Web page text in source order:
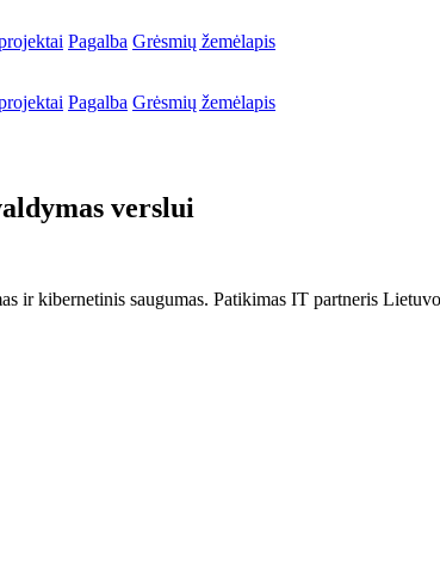
Pagalba Grėsmių žemėlapis
Pagalba Grėsmių žemėlapis
verslui
ir kibernetinis saugumas. Patikimas IT partneris